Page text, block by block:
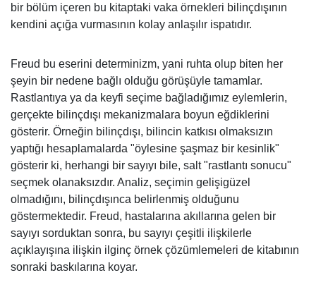
bir bölüm içeren bu kitaptaki vaka örnekleri bilinçdışının
kendini açığa vurmasının kolay anlaşılır ispatıdır.
Freud bu eserini determinizm, yani ruhta olup biten her
şeyin bir nedene bağlı olduğu görüşüyle tamamlar.
Rastlantıya ya da keyfi seçime bağladığımız eylemlerin,
gerçekte bilinçdışı mekanizmalara boyun eğdiklerini
gösterir. Örneğin bilinçdışı, bilincin katkısı olmaksızın
yaptığı hesaplamalarda "öylesine şaşmaz bir kesinlik"
gösterir ki, herhangi bir sayıyı bile, salt "rastlantı sonucu"
seçmek olanaksızdır. Analiz, seçimin gelişigüzel
olmadığını, bilinçdışınca belirlenmiş olduğunu
göstermektedir. Freud, hastalarına akıllarına gelen bir
sayıyı sorduktan sonra, bu sayıyı çeşitli ilişkilerle
açıklayışına ilişkin ilginç örnek çözümlemeleri de kitabının
sonraki baskılarına koyar.